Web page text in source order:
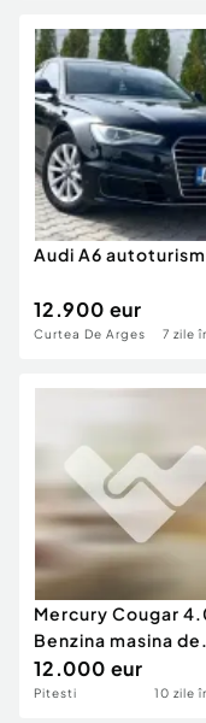
Audi A6 autoturism
12.900 eur
Curtea De Arges 7 zile
Mercury Cougar
Benzina masina de
epoca
12.000 eur
Pitesti 10 zile